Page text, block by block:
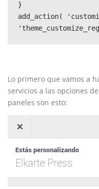
}
add_action(
Lo primero que vamos a
servicios a las opciones
paneles son esto: